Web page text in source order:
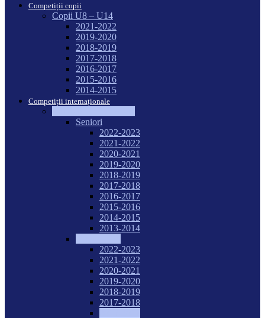
Competiții copii
Copii U8 – U14
2021-2022
2019-2020
2018-2019
2017-2018
2016-2017
2015-2016
2014-2015
Competiții internaționale
Seniori
2022-2023
2021-2022
2020-2021
2019-2020
2018-2019
2017-2018
2016-2017
2015-2016
2014-2015
2013-2014
2022-2023
2021-2022
2020-2021
2019-2020
2018-2019
2017-2018